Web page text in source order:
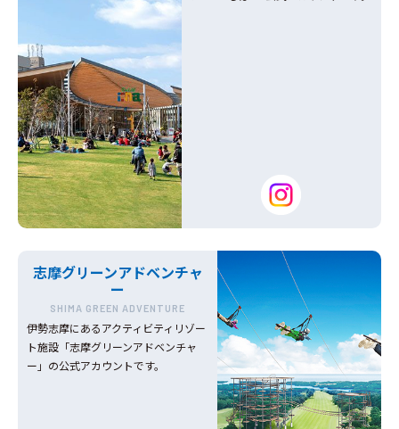
志摩グリーンアドベンチャ
ー
SHIMA GREEN ADVENTURE
伊勢志摩にあるアクティビティリゾー
ト施設「志摩グリーンアドベンチャ
ー」の公式アカウントです。